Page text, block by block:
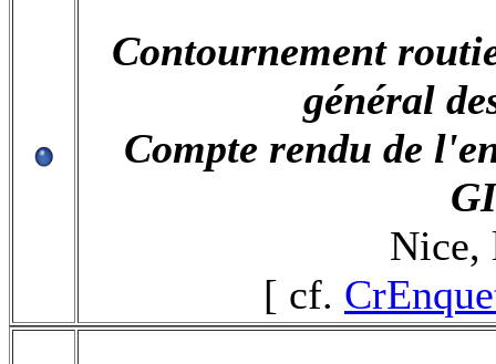
Contournement
général
Compte rendu de
Nice,
[ cf.